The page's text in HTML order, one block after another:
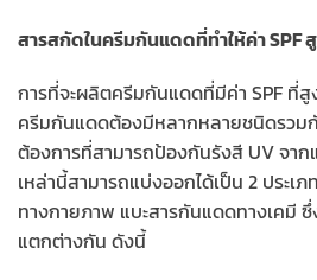
สารสกัดในครีมกันแดดที่ทำให้ค่า SPF
การที่จะผลิตครีมกันแดดที่มีค่า SPF ที่
ครีมกันแดดต้องมีหลากหลายชนิดรวมกั
ต้องการที่สามารถป้องกันรังสี UV จา
เหล่านี้สามารถแบ่งออกได้เป็น 2 ประ
ทางกายภาพ แบะสารกันแดดทางเคมี
แตกต่างกัน ดังนี้